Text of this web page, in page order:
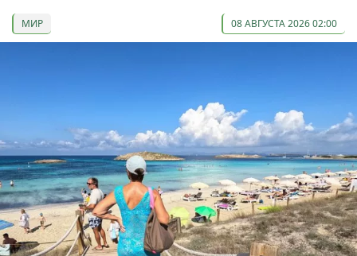
МИР 08 АВГУСТА 2026 02:00